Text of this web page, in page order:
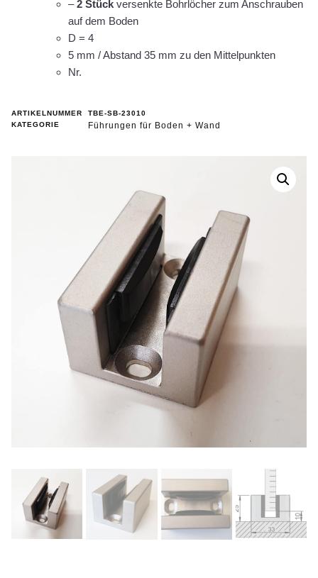
–2 Stück versenkte Bohrlöcher zum Anschrauben
auf dem Boden
D = 4
5 mm / Abstand 35 mm zu den Mittelpunkten
Nr.
ARTIKELNUMMER
TBE-SB-23010
KATEGORIE
Führungen für Boden + Wand